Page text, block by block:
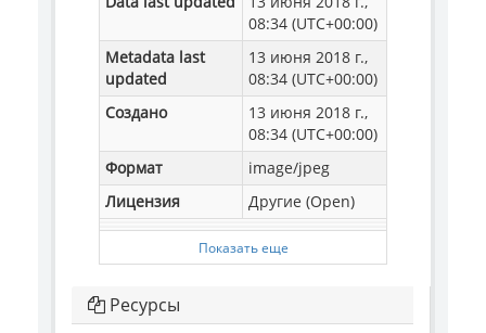
08:34 (UTC+00:00)
Metadata last
updated
13 июня 2018 г.,
08:34 (UTC+00:00)
Создано
13 июня 2018 г.,
08:34 (UTC+00:00)
Формат
image/jpeg
Лицензия
Другие (Open)
Показать еще
Ресурсы